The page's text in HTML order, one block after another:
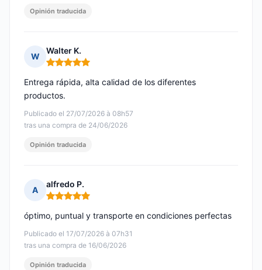
Opinión traducida
W
Walter K.
Nota: 5 de 5
Publicado el 27/07/2026 à 08h57
tras una compra de 24/06/2026
Entrega rápida, alta calidad de los diferentes
productos.
Opinión traducida
A
alfredo P.
Nota: 5 de 5
Publicado el 17/07/2026 à 07h31
tras una compra de 16/06/2026
óptimo, puntual y transporte en condiciones perfectas
Opinión traducida